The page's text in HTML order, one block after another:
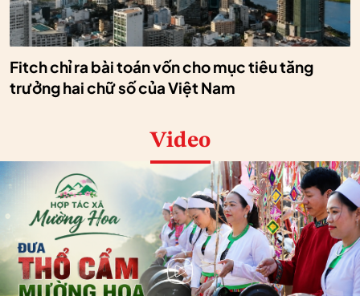
Fitch chỉ ra bài toán vốn cho mục tiêu tăng
trưởng hai chữ số của Việt Nam
Video